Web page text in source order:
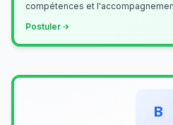
compétences et
Postuler
B